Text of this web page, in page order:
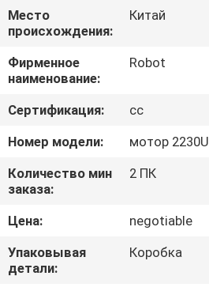
О
НАС
ПУТЕШЕСТВИЕ
ФАБРИКИ
ПРОВЕРКА
КАЧЕСТВА
СВЯЖИТЕСЬ
МЫ
Место
происхождения:
Китай
Фирменное
наименование:
Robot
Сертификация:
cc
Номер модели:
мотор 2230U
Количество мин
заказа:
2 ПК
Цена:
negotiable
Упаковывая
детали:
Коробка